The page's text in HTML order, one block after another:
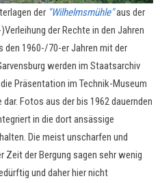
der "Wilhelmsmühle"aus der
der Rechte in den Jahren
den 1960-/70-er Jahren mit der
werden im Staatsarchiv
Präsentation im Technik-Museum
Fotos aus der bis 1962 dauernden
in die dort ansässige
Die meist unscharfen und
der Bergung sagen sehr wenig
und daher hier nicht